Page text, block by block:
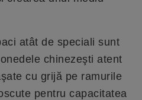
atât de speciali sunt
chinezeşti atent
cu grijă pe ramurile
pentru capacitatea